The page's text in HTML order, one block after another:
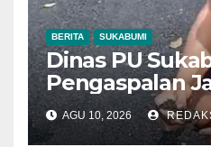
BERITA SUKABUMI
Dinas PU
Pengaspalan
Dikeluhkan
AGU 10, 2026